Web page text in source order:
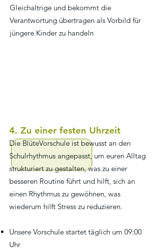
Gleichaltrige und bekommt die
Verantwortung übertragen als Vorbild für
jüngere Kinder zu handeln
4. Zu einer festen Uhrzeit
Die BlüteVorschule ist bewusst an den
Schulrhythmus angepasst, um euren Alltag
strukturiert zu gestalten, was zu einer
besseren Routine führt und hilft, sich an
einen Rhythmus zu gewöhnen, was
wiederum hilft Stress zu reduzieren.
Unsere Vorschule startet täglich um 09:00
Uhr